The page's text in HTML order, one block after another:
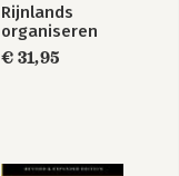
Rijnlands
organiseren
€ 31,95